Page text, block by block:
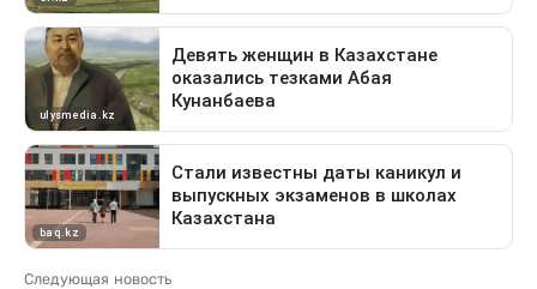
Следующая новость